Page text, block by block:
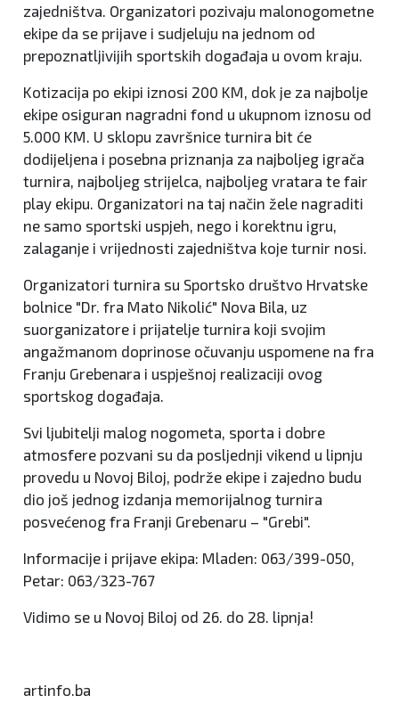
zajedništva. Organizatori pozivaju malonogometne
ekipe da se prijave i sudjeluju na jednom od
prepoznatljivijih sportskih događaja u ovom kraju.
Kotizacija po ekipi iznosi 200 KM, dok je za najbolje
ekipe osiguran nagradni fond u ukupnom iznosu od
5.000 KM. U sklopu završnice turnira bit će
dodijeljena i posebna priznanja za najboljeg igrača
turnira, najboljeg strijelca, najboljeg vratara te fair
play ekipu. Organizatori na taj način žele nagraditi
ne samo sportski uspjeh, nego i korektnu igru,
zalaganje i vrijednosti zajedništva koje turnir nosi.
Organizatori turnira su Sportsko društvo Hrvatske
bolnice "Dr. fra Mato Nikolić" Nova Bila, uz
suorganizatore i prijatelje turnira koji svojim
angažmanom doprinose očuvanju uspomene na fra
Franju Grebenara i uspješnoj realizaciji ovog
sportskog događaja.
Svi ljubitelji malog nogometa, sporta i dobre
atmosfere pozvani su da posljednji vikend u lipnju
provedu u Novoj Biloj, podrže ekipe i zajedno budu
dio još jednog izdanja memorijalnog turnira
posvećenog fra Franji Grebenaru – "Grebi".
Informacije i prijave ekipa: Mladen: 063/399-050,
Petar: 063/323-767
Vidimo se u Novoj Biloj od 26. do 28. lipnja!
artinfo.ba